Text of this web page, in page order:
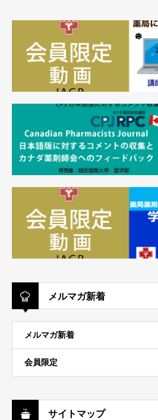
メルマガ新着
メルマガ新着
会員限定
サイトマップ